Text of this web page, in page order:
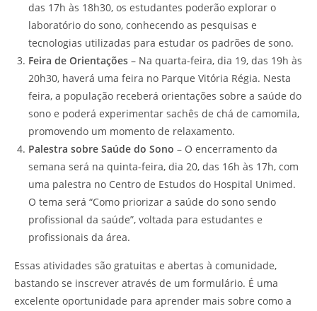
das 17h às 18h30, os estudantes poderão explorar o
laboratório do sono, conhecendo as pesquisas e
tecnologias utilizadas para estudar os padrões de sono.
Feira de Orientações – Na quarta-feira, dia 19, das 19h às
20h30, haverá uma feira no Parque Vitória Régia. Nesta
feira, a população receberá orientações sobre a saúde do
sono e poderá experimentar sachês de chá de camomila,
promovendo um momento de relaxamento.
Palestra sobre Saúde do Sono – O encerramento da
semana será na quinta-feira, dia 20, das 16h às 17h, com
uma palestra no Centro de Estudos do Hospital Unimed.
O tema será “Como priorizar a saúde do sono sendo
profissional da saúde”, voltada para estudantes e
profissionais da área.
Essas atividades são gratuitas e abertas à comunidade,
bastando se inscrever através de um formulário. É uma
excelente oportunidade para aprender mais sobre como a